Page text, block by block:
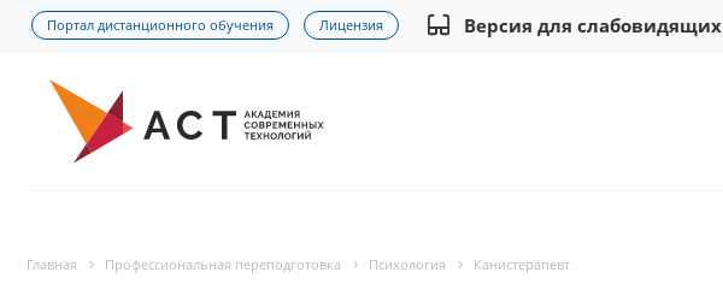
Портал дистанционного обучения Лицензия Версия для слабовидящих
Главная Профессиональная переподготовка Психология Канистерапевт